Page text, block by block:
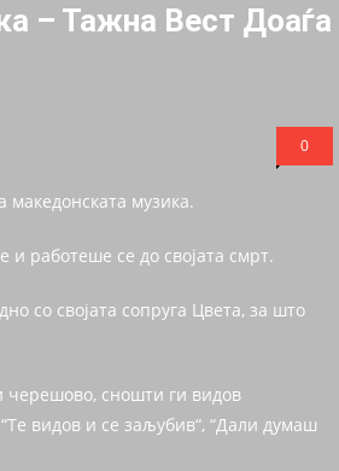
– Тажна Вест Доаѓа
0
музика.
работеше се до својата смрт.
со својата сопруга Цвета, за што
черешово, сношти ги видов
видов и се заљубив“, “Дали думаш